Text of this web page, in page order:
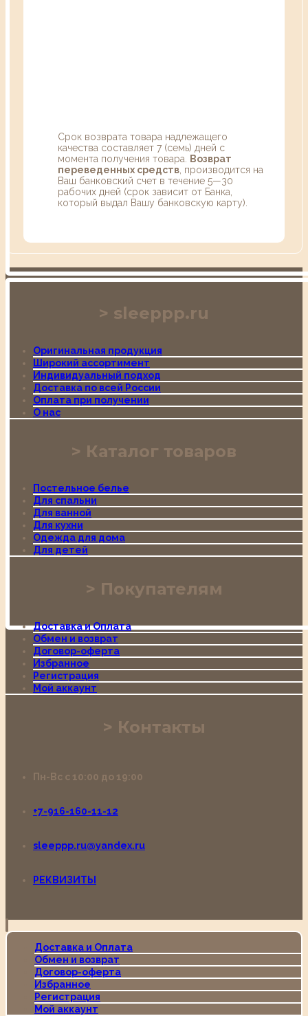
Срок возврата товара надлежащего
качества составляет 7 (семь) дней с
момента получения товара.
Возврат
переведенных средств , производится на
Ваш банковский счет в течение 5—30
рабочих дней (срок зависит от Банка,
который выдал Вашу банковскую карту).
sleeppp.ru
Оригинальная продукция
Широкий ассортимент
Индивидуальный подход
Доставка по всей России
Оплата при получении
О нас
Каталог товаров
Постельное белье
Для спальни
Для ванной
Для кухни
Одежда для дома
Для детей
Покупателям
Доставка и Оплата
Обмен и возврат
Договор-оферта
Избранное
Регистрация
Мой аккаунт
Контакты
Пн-Вс с 10:00 до 19:00
+7-916-160-11-12
sleeppp.ru@yandex.ru
РЕКВИЗИТЫ
Доставка и Оплата
Обмен и возврат
Договор-оферта
Избранное
Регистрация
Мой аккаунт